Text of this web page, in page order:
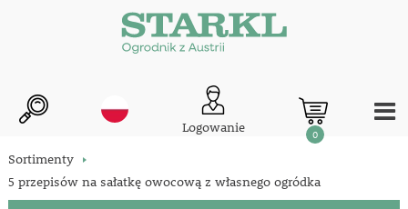
Logowanie 0
Sortimenty
5 przepisów na sałatkę owocową z własnego ogródka